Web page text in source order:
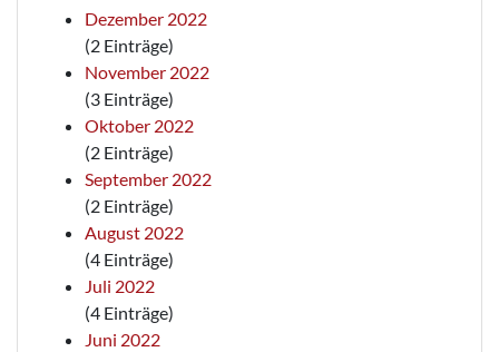
Dezember 2022
(2 Einträge)
November 2022
(3 Einträge)
Oktober 2022
(2 Einträge)
September 2022
(2 Einträge)
August 2022
(4 Einträge)
Juli 2022
(4 Einträge)
Juni 2022